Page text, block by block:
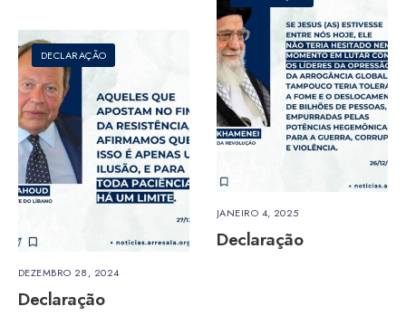
JANEIRO 4, 2025
Declaração
DECLARAÇÃO
DEZEMBRO 28, 2024
Declaração